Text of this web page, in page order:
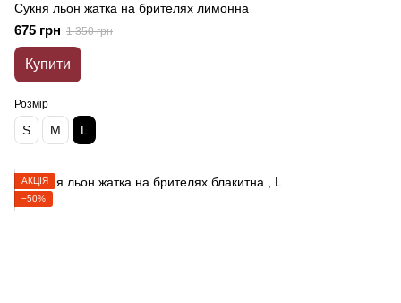
Сукня льон жатка на брителях лимонна
675 грн 1 350 грн
Купити
Розмір
S M L
АКЦІЯ
−50%